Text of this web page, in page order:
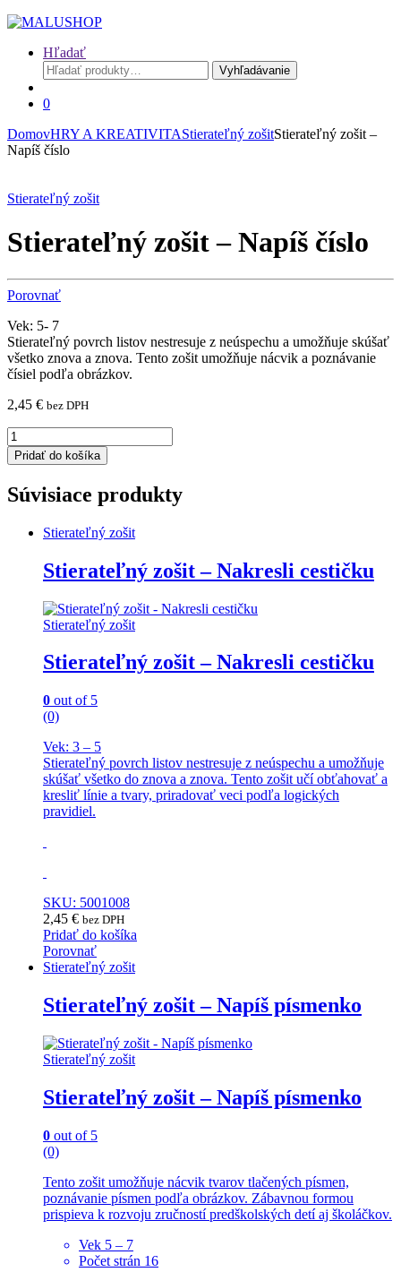
Hľadať
Hľadať:
Vyhľadávanie
0
DomovHRY A KREATIVITAStierateľný zošitStierateľný zošit –
Napíš číslo
Stierateľný zošit
Stierateľný zošit – Napíš číslo
Porovnať
Vek: 5- 7
Stierateľný povrch listov nestresuje z neúspechu a umožňuje skúšať
všetko znova a znova. Tento zošit umožňuje nácvik a poznávanie
čísiel podľa obrázkov.
2,45 € bez DPH
Stierateľný
zošit
-
číslo
Pridať do košíka
Súvisiace produkty
Stierateľný zošit
Stierateľný zošit – Nakresli cestičku
Stierateľný zošit
Stierateľný zošit – Nakresli cestičku
0 out of 5
(0)
Vek: 3 – 5
Stierateľný povrch listov nestresuje z neúspechu a umožňuje
skúšať všetko do znova a znova. Tento zošit učí obťahovať a
kresliť línie a tvary, priradovať veci podľa logických
pravidiel.
SKU: 5001008
2,45 € bez DPH
Pridať do košíka
Porovnať
Stierateľný zošit
Stierateľný zošit – Napíš písmenko
Stierateľný zošit
Stierateľný zošit – Napíš písmenko
0 out of 5
(0)
Tento zošit umožňuje nácvik tvarov tlačených písmen,
poznávanie písmen podľa obrázkov. Zábavnou formou
prispieva k rozvoju zručností predškolských detí aj školáčkov.
Vek 5 – 7
Počet strán 16